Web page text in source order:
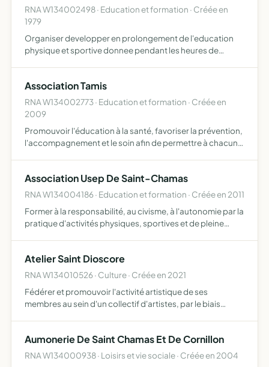
RNA W134002498 · Education et formation · Créée en
1979
Organiser developper en prolongement de l'education
physique et sportive donnee pendant les heures de
Association Tamis
RNA W134002773 · Education et formation · Créée en
2009
Promouvoir l'éducation à la santé, favoriser la prévention,
l'accompagnement et le soin afin de permettre à chacun
Association Usep De Saint-Chamas
RNA W134004186 · Education et formation · Créée en 2011
Former à la responsabilité, au civisme, à l'autonomie par la
pratique d'activités physiques, sportives et de pleine
Atelier Saint Dioscore
RNA W134010526 · Culture · Créée en 2021
Fédérer et promouvoir l'activité artistique de ses
membres au sein d'un collectif d'artistes, par le biais
manifestat…
Aumonerie De Saint Chamas Et De Cornillon
RNA W134000938 · Loisirs et vie sociale · Créée en 2004